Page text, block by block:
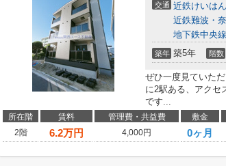
交通 近鉄けいは
近鉄難波・
地下鉄中央線
築年 築5年 階数
ぜひ一度見ていた
に2駅ある、アクセ
です...
所在階 賃料 管理費・共益費 敷金
2階
6.2万円 4,000円 0ヶ月